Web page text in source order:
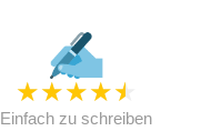
★★★★★
Einfach zu schreiben